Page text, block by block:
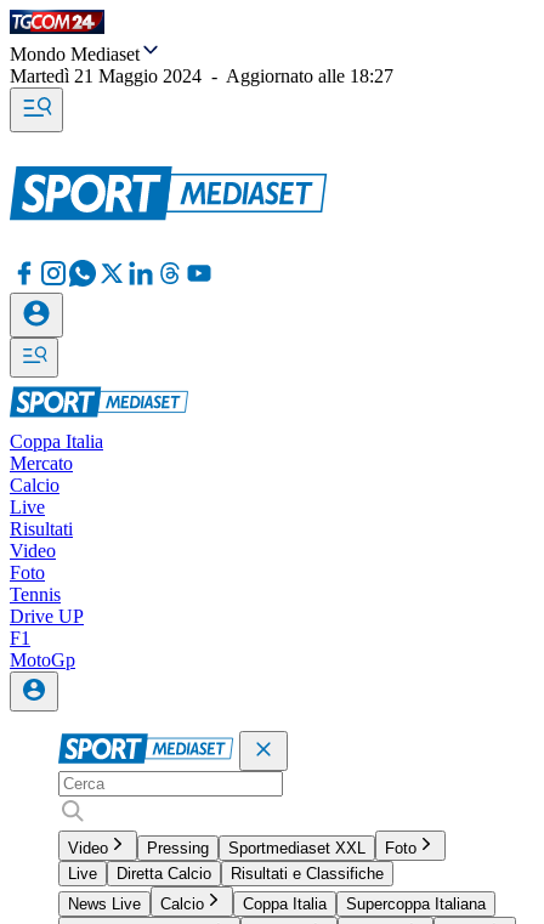
Mondo Mediaset
Martedì 21 Maggio 2024 - Aggiornato alle 18:27
Coppa Italia
Mercato
Calcio
Live
Risultati
Video
Foto
Tennis
Drive UP
F1
MotoGp
Video Pressing Sportmediaset XXL
Foto
Live
Diretta Calcio
Risultati e Classifiche
News Live
Calcio Coppa Italia
Supercoppa Italiana